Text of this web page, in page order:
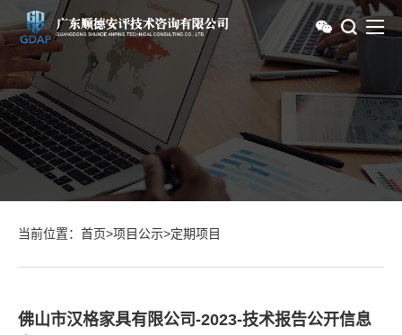
当前位置： 首页>项目公示>定期项目
佛山市汉格家具有限公司-2023-技术报告公开信息